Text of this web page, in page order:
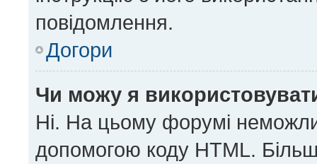
повідомлення.
Догори
Чи можу я
Ні. На цьому форумі
допомогою коду HTML.